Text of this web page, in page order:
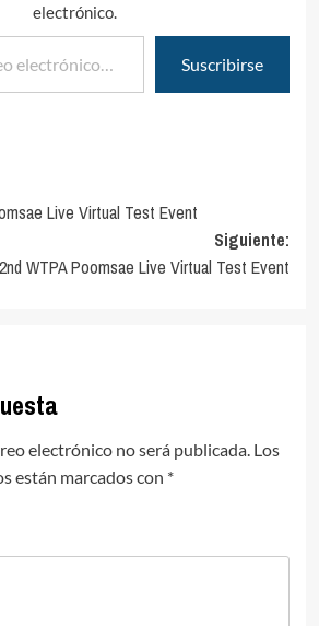
electrónico.
Suscribirse
Live Virtual Test Event
Siguiente:
2nd WTPA Poomsae Live Virtual Test Event
electrónico no será publicada. Los
están marcados con *